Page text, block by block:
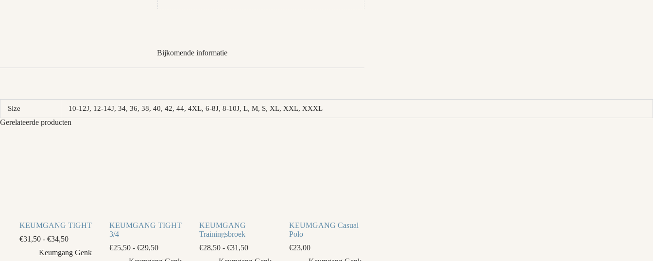
Bijkomende informatie
Size 10-12J, 12-14J, 34, 36, 38, 40, 42, 44, 4XL, 6-8J, 8-10J, L, M, S, XL, XXL, XXXL
Gerelateerde producten
KEUMGANG TIGHT
€31,50 - €34,50Prijsklasse:
tot
Keumgang Genk
KEUMGANG TIGHT
3/4
€25,50 - €29,50Prijsklasse:
KEUMGANG
Trainingsbroek
€28,50 - €31,50Prijsklasse:
KEUMGANG Casual
Polo
€23,00